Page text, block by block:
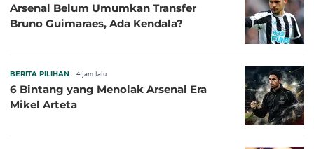
Arsenal Belum Umumkan Transfer
Bruno Guimaraes, Ada Kendala?
BERITA PILIHAN 4 jam lalu
6 Bintang yang Menolak Arsenal Era
Mikel Arteta